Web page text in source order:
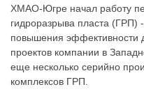
ХМАО-Югре начал работу
гидроразрыва пласта (ГРП)
повышения эффективности
проектов компании в
еще несколько серийно
комплексов ГРП.